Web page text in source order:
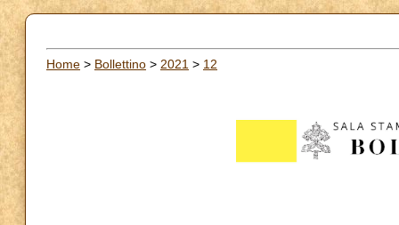
Home > Bollettino > 2021 > 12